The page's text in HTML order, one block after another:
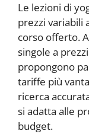
Le lezioni di
prezzi variabili
corso offerto.
singole a
propongono
tariffe più
ricerca
si adatta alle
budget.